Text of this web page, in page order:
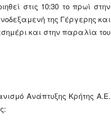
στις 10:30 το πρωί στην
της Γέργερης και
και στην παραλία του
Ανάπτυξης Κρήτης Α.Ε.